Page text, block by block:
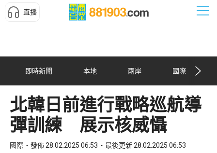
直播
即時新聞 本地 兩岸 國際
北韓日前進行戰略巡航導
彈訓練 展示核威懾
國際 發佈 28.02.2025 06:53 最後更新 28.02.2025 06:53